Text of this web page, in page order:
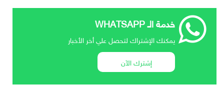
خدمة الـ WHATSAPP
يمكنك الإشتراك لتحصل علي أخر الأخبار
إشترك الآن